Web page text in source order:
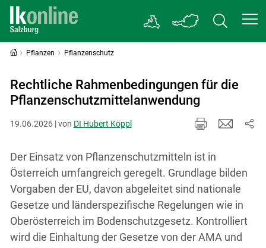
Pflanzen Pflanzenschutz
Rechtliche Rahmenbedingungen für die
Pflanzenschutzmittelanwendung
19.06.2026 | von DI Hubert Köppl
Der Einsatz von Pflanzenschutzmitteln ist in
Österreich umfangreich geregelt. Grundlage bilden
Vorgaben der EU, davon abgeleitet sind nationale
Gesetze und länderspezifische Regelungen wie in
Oberösterreich im Bodenschutzgesetz. Kontrolliert
wird die Einhaltung der Gesetze von der AMA und